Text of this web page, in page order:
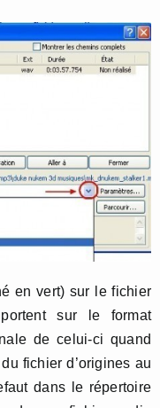
en vert) sur le fichier
sur le format
de celui-ci quand
fichier d’origines au
dans le répertoire